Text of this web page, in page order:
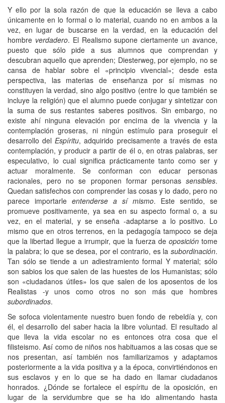
Y ello por la sola razón de que la educación se lleva a cabo
únicamente en lo formal o lo material, cuando no en ambos a la
vez, en lugar de buscarse en la verdad, en la educación del
hombre verdadero. El Realismo supone ciertamente un avance,
puesto que sólo pide a sus alumnos que comprendan y
descubran aquello que aprenden; Diesterweg, por ejemplo, no se
cansa de hablar sobre el «principio vivencial»; desde esta
perspectiva, las materias de enseñanza por sí mismas no
constituyen la verdad, sino algo positivo (entre lo que también se
incluye la religión) que el alumno puede conjugar y sintetizar con
la suma de sus restantes saberes positivos. Sin embargo, no
existe ahí ninguna elevación por encima de la vivencia y la
contemplación groseras, ni ningún estímulo para proseguir el
desarrollo delEspíritu, adquirido precisamente a través de esta
contemplación, y producir a partir de él o, en otras palabras, ser
especulativo, lo cual significa prácticamente tanto como ser y
actuar moralmente. Se conforman con educar personas
racionales, pero no se proponen formar personas sensibles.
Quedan satisfechos con comprender las cosas y lo dado, pero no
parece importarle entenderse a sí mismo. Este sentido, se
promueve positivamente, ya sea en su aspecto formal o, a su
vez, en el material, y se enseña -adaptarse a lo positivo. Lo
mismo que en otros terrenos, en la pedagogía tampoco se deja
que la libertad llegue a irrumpir, que la fuerza de oposición tome
la palabra; lo que se desea, por el contrario, es la subordinación.
Tan sólo se tiende a un adiestramiento formal Y material; sólo
son sabios los que salen de las huestes de los Humanistas; sólo
son «ciudadanos útiles» los que salen de los aposentos de los
Realistas -y unos como otros no son más que hombres
subordinados.
Se sofoca violentamente nuestro buen fondo de rebeldía y, con
él, el desarrollo del saber hacia la libre voluntad. El resultado al
que lleva la vida escolar no es entonces otra cosa que el
filisteismo. Así como de niños nos habituamos a las cosas que se
nos presentan, así también nos familiarizamos y adaptamos
posteriormente a la vida positiva y a la época, convirtiéndonos en
sus esclavos y en lo que se ha dado en llamar ciudadanos
honrados. ¿Dónde se fortalece el espíritu de la oposición, en
lugar de la servidumbre que se ha ido alimentando hasta